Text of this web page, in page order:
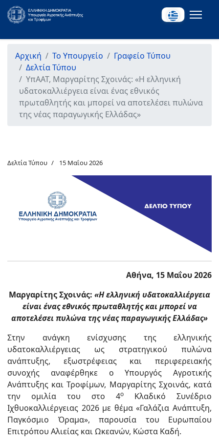
Αρχική Το Υπουργείο
Γραφείο Τύπου
Δελτία Τύπου
ΥπΑΑΤ, Μαργαρίτης Σχοινάς: «Η ελληνική
υδατοκαλλιέργεια είναι ένας εθνικός
πρωταθλητής και μπορεί να αποτελέσει πυλώνα
της νέας παραγωγικής Ελλάδας»
Δελτία Τύπου 15 Μαΐου 2026
Αθήνα, 15 Μαΐου 2026
Μαργαρίτης Σχοινάς: «Η ελληνική υδατοκαλλιέργεια
είναι ένας εθνικός πρωταθλητής και μπορεί να
αποτελέσει πυλώνα της νέας παραγωγικής Ελλάδας»
Στην ανάγκη ενίσχυσης της ελληνικής
υδατοκαλλιέργειας ως στρατηγικού πυλώνα
ανάπτυξης, εξωστρέφειας και περιφερειακής
συνοχής αναφέρθηκε ο Υπουργός Αγροτικής
Ανάπτυξης και Τροφίμων, Μαργαρίτης Σχοινάς, κατά
την ομιλία του στο 4ο
Κλαδικό Συνέδριο
Ιχθυοκαλλιέργειας 2026 με θέμα «Γαλάζια Ανάπτυξη,
Παγκόσμιο Όραμα», παρουσία του Ευρωπαίου
Επιτρόπου Αλιείας και Ωκεανών, Κώστα Καδή.